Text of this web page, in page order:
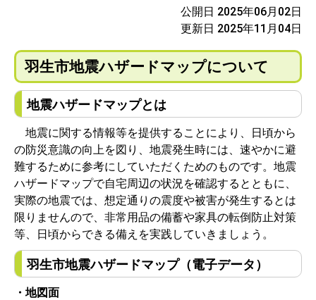
公開日 2025年06月02日
更新日 2025年11月04日
羽生市地震ハザードマップについて
地震ハザードマップとは
地震に関する情報等を提供することにより、日頃から
の防災意識の向上を図り、地震発生時には、速やかに避
難するために参考にしていただくためのものです。地震
ハザードマップで自宅周辺の状況を確認するとともに、
実際の地震では、想定通りの震度や被害が発生するとは
限りませんので、非常用品の備蓄や家具の転倒防止対策
等、日頃からできる備えを実践していきましょう。
羽生市地震ハザードマップ（電子データ）
・地図面